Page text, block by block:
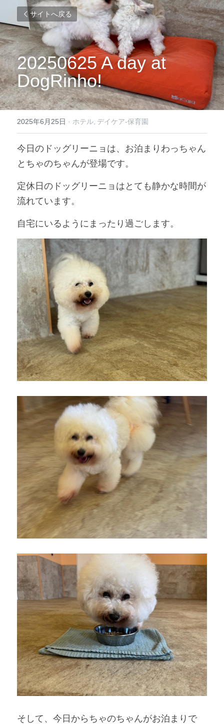
サイトへ戻る
20250625 A day at
DogRinho!
2025年6月25日 · ホテル, デイケア-保育園
今日のドッグリーニョは、お泊まりわっちゃん
とちゃのちゃんが登場です。
定休日のドッグリーニョはとても静かな時間が
流れています。
自宅にいるようにまったり過ごします。
そして、今日からちゃのちゃんがお泊まりで